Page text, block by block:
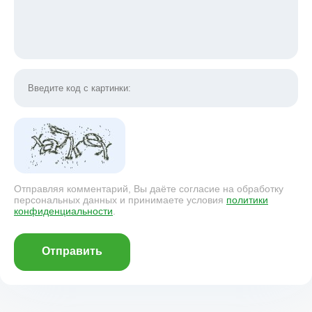
Отправляя комментарий, Вы даёте согласие на обработку
персональных данных и принимаете условия политики
конфиденциальности
Отправить